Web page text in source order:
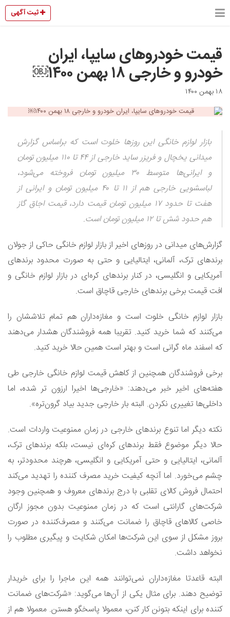
ثبت آگهی
قیمت خودروهای سایپا، ایران
خودرو و خارجی ۱۸ بهمن ۱۴۰۰￼
۱۸ بهمن ۱۴۰۰
بازار لوازم خانگی این روزها خلوت است که براساس گزارش
میدانی یخچال و فریزر ساید خارجی از ۴۴ تا ۱۱۰ میلیون تومان
و ایرانی‌ها متوسط ۳۰ میلیون تومان فروخته می‌شود،
لباسشویی خارجی هم از ۱۱ تا ۴۰ میلیون تومان و ایرانی از
هفت تا حدود ۱۷ میلیون تومان قیمت دارد، قیمت اجاق گاز
هم حدود شش تا ۱۲ میلیون تومان است.
گزارش‌های میدانی در روزهای اخیر از بازار لوازم خانگی حاکی از جولان
برندهای ترک، آلمانی، ایتالیایی و حتی به صورت محدود برندهای
آمریکایی و انگلیسی، در کنار برندهای کره‌ای در بازار لوازم خانگی و
افت قیمت برخی برندهای خارجی قاچاق است.
بازار لوازم خانگی خلوت است و مغازه‌داران هم تمام تلاششان را
می‌کنند که شما خرید کنید. تقریبا همه فروشندگان هشدار می‌دهند
که اسفند ماه گرانی است و بهتر است همین حالا خرید کنید.
برخی فروشندگان همچنین از کاهش قیمت لوازم خانگی خارجی طی
هفته‌های اخیر خبر می‌دهند: «خارجی‌ها اخیرا ارزون تر شده، اما
داخلی‌ها تغییری نکردن. البته بار خارجی جدید بیاد گرون‌تره».
نکته دیگر اما تنوع برندهای خارجی در زمان ممنوعیت واردات است.
حالا دیگر موضوع فقط برندهای کره‌ای نیست، بلکه برندهای ترک،
آلمانی، ایتالیایی و حتی آمریکایی و انگلیسی، هرچند محدودتر، به
چشم می‌خورد. اما آنچه کیفیت خرید مصرف کننده را تهدید می‌کند
احتمال فروش کالای تقلبی با درج برندهای معروف و همچنین وجود
شرکت‌های گارانتی است که در زمان ممنوعیت بدون مجوز ارگان
خاصی کالاهای قاچاق را ضمانت می‌کنند و مصرف‌کننده در صورت
بروز مشکل از سوی این شرکت‌ها امکان شکایت و پیگیری مطلوب را
نخواهد داشت.
البته قاعدتا مغازه‌داران نمی‌توانند همه این ماجرا را برای خریدار
توضیح دهند. برای مثال یکی از آن‌ها می‌گوید: «شرکت‌های ضمانت
کننده برای اینکه بتونن کار کنن، معمولا پاسخگو هستن. معمولا هم از